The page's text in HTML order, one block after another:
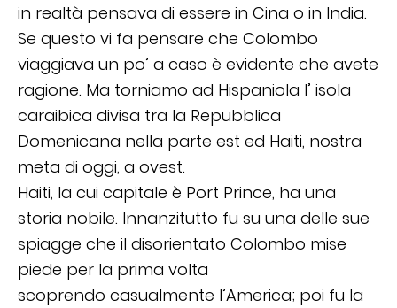
in realtà pensava di essere in Cina o in India.
Se questo vi fa pensare che Colombo
viaggiava un po’ a caso è evidente che avete
ragione. Ma torniamo ad Hispaniola l’ isola
caraibica divisa tra la Repubblica
Domenicana nella parte est ed Haiti, nostra
meta di oggi, a ovest.
Haiti, la cui capitale è Port Prince, ha una
storia nobile. Innanzitutto fu su una delle sue
spiagge che il disorientato Colombo mise
piede per la prima volta
scoprendo casualmente l’America; poi fu la